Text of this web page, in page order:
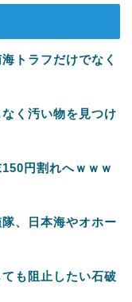
トラフだけでなく
く汚い物を見つけ
円割れへｗｗｗ
、日本海やオホー
も阻止したい石破